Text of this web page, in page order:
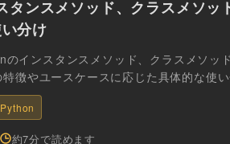
ンスメソッド、クラスメソッ
分け
インスタンスメソッド、クラスメソッ
徴やユースケースに応じた具体的な使
Python
約7分で読めます